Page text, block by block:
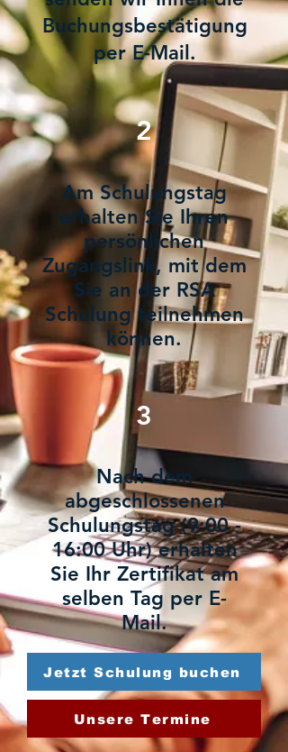
Buchungsbestätigung
per E-Mail.
2
Am Schulungstag
erhalten Sie Ihren
persönlichen
Zugangslink, mit dem
Sie an der RSA
Schulung teilnehmen
können.
3
Nach dem
abgeschlossenen
Schulungstag (9:00 -
16:00 Uhr) erhalten
Sie Ihr Zertifikat am
selben Tag per E-
Mail.
Jetzt Schulung buchen
Unsere Termine